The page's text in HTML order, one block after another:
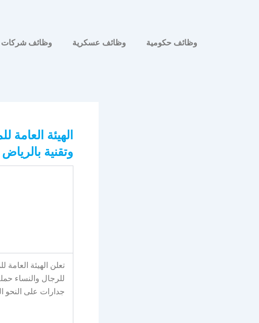
وظائف حكومية وظائف عسكرية وظائف شركات
الهيئة
وتقنية بالرياض
تعلن الهيئة
للرجال والنساء
جدارات على النحو